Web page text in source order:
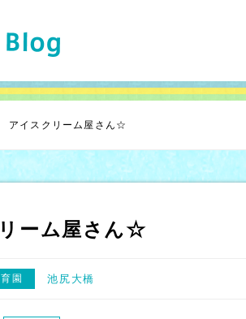
アイスクリーム屋さん☆
ーム屋さん☆
園 池尻大橋